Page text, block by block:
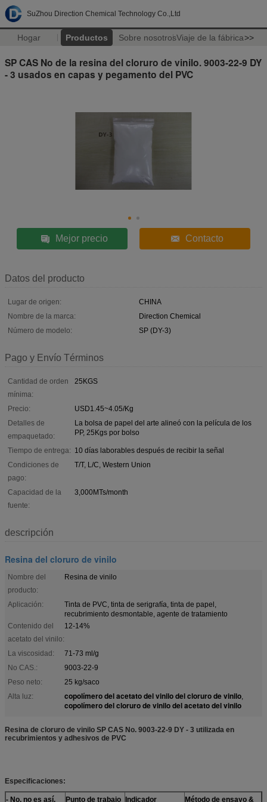
SuZhou Direction Chemical Technology Co.,Ltd
Hogar Productos Sobre nosotrosViaje de la fábrica>>
SP CAS No de la resina del cloruro de vinilo. 9003-22-9 DY
- 3 usados en capas y pegamento del PVC
Mejor precio Contacto
Datos del producto
Lugar de origen:
CHINA
Nombre de la marca:
Direction Chemical
Número de modelo:
SP (DY-3)
Pago y Envío Términos
Cantidad de orden
mínima:
25KGS
Precio:
USD1.45~4.05/Kg
Detalles de
empaquetado:
La bolsa de papel del arte alineó con la película de los
PP, 25Kgs por bolso
Tiempo de entrega: 10 días laborables después de recibir la señal
Condiciones de
pago:
T/T, L/C, Western Union
Capacidad de la
fuente:
3,000MTs/month
descripción
Resina del cloruro de vinilo
Nombre del
producto:
Resina de vinilo
Aplicación:
Tinta de PVC, tinta de serigrafía, tinta de papel,
recubrimiento desmontable, agente de tratamiento
Contenido del
acetato del vinilo:
12-14%
La viscosidad:
71-73 ml/g
No CAS.:
9003-22-9
Peso neto:
25 kg/saco
Alta luz:
copolímero del acetato del vinilo del cloruro de vinilo,
copolímero del cloruro de vinilo del acetato del vinilo
Resina de cloruro de vinilo SP CAS No. 9003-22-9 DY - 3 utilizada en
recubrimientos y adhesivos de PVC
Especificaciones:
- No, no es así. Punto de trabajo Indicador Método de ensayo &